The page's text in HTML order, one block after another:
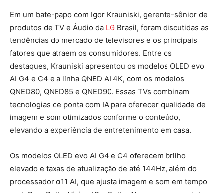
Em um bate-papo com Igor Krauniski, gerente-sênior de
produtos de TV e Áudio da LG Brasil, foram discutidas as
tendências do mercado de televisores e os principais
fatores que atraem os consumidores. Entre os
destaques, Krauniski apresentou os modelos OLED evo
AI G4 e C4 e a linha QNED AI 4K, com os modelos
QNED80, QNED85 e QNED90. Essas TVs combinam
tecnologias de ponta com IA para oferecer qualidade de
imagem e som otimizados conforme o conteúdo,
elevando a experiência de entretenimento em casa.
Os modelos OLED evo AI G4 e C4 oferecem brilho
elevado e taxas de atualização de até 144Hz, além do
processador α11 AI, que ajusta imagem e som em tempo